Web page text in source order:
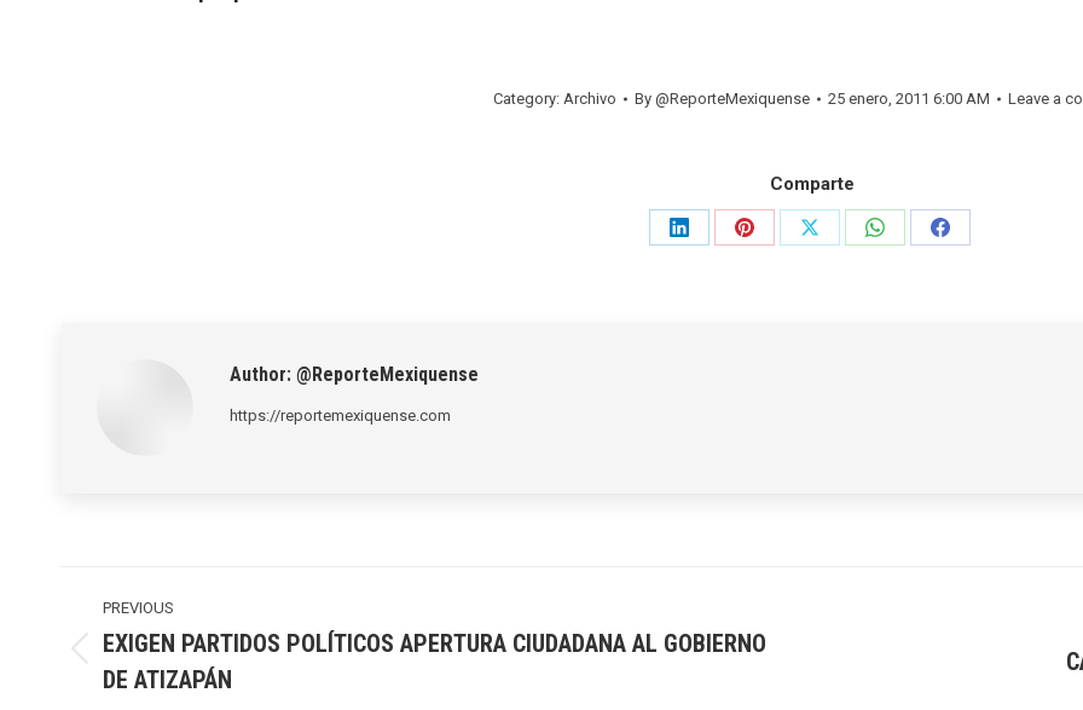
Category: Archivo By @ReporteMexiquense 25 enero, 2011 6:00 AM Leave a
Comparte
Share
Share
Share
Share
Share
Author: @ReporteMexiquense
https://reportemexiquense.com
navigation
PREVIOUS
post:
EXIGEN PARTIDOS POLÍTICOS APERTURA CIUDADANA AL GOBIERNO
DE ATIZAPÁN